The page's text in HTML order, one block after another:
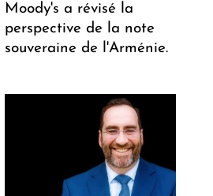
Moody's a révisé la
perspective de la note
souveraine de l'Arménie.